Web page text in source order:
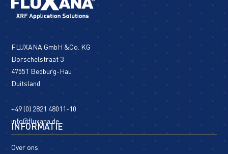
FLUXANA GmbH &Co. KG
Borschelstraat 3
47551 Bedburg-Hau
Duitsland
+49 (0) 2821 48011-10
info@fluxana.de
INFORMATIE
Over ons